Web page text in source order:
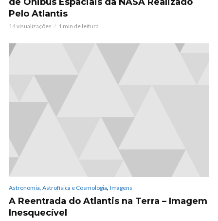
Pelo Atlantis
14 visualizações 1 min de leitura
Astronomia, Astrofísica e Cosmologia, Imagens
A Reentrada do Atlantis na Terra – Imagem
Inesquecível